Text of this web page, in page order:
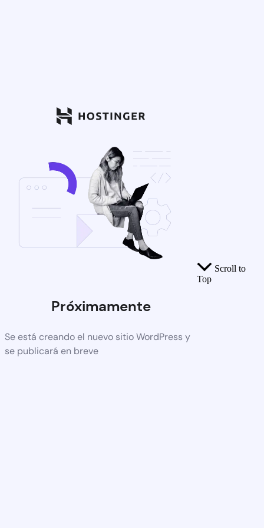
Próximamente
Se está creando el nuevo sitio WordPress y
se publicará en breve
Scroll to
Top